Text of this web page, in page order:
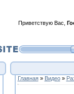
Приветствую Вас
Главная» Видео»